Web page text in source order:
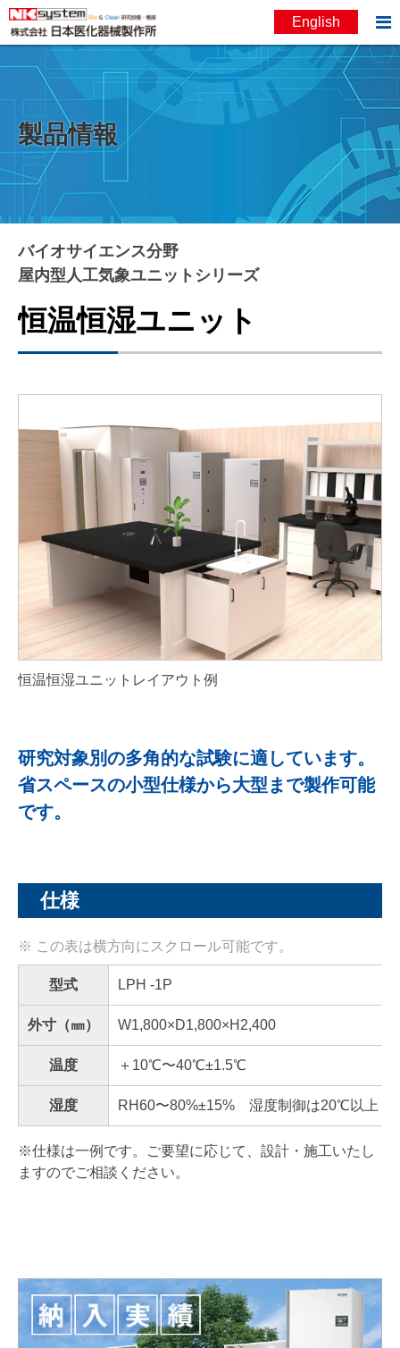
お問い合わせ English
English 
製品情報
バイオサイエンス分野
屋内型人工気象ユニットシリーズ
恒温恒湿ユニット
恒温恒湿ユニットレイアウト例
研究対象別の多角的な試験に適しています。
省スペースの小型仕様から大型まで製作可能
です。
仕様
型式 LPH -1P
外寸（㎜） W1,800×D1,800×H2,400
温度 ＋10℃〜40℃±1.5℃
湿度 RH60〜80%±15% 湿度制御は20℃以上
※仕様は一例です。ご要望に応じて、設計・施工いたし
ますのでご相談ください。